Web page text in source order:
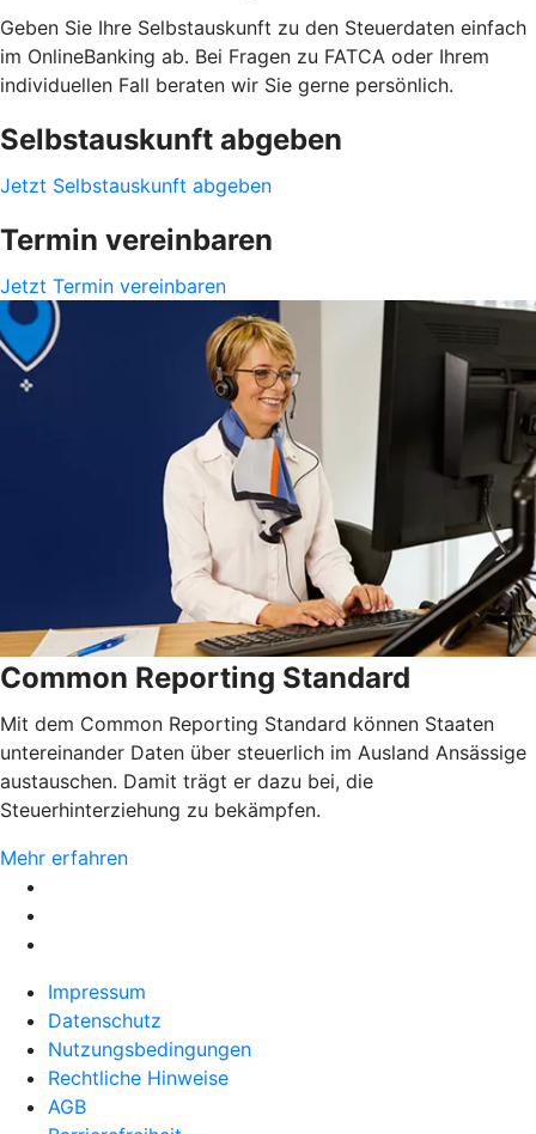
Geben Sie Ihre Selbstauskunft zu den Steuerdaten einfach
im OnlineBanking ab. Bei Fragen zu FATCA oder Ihrem
individuellen Fall beraten wir Sie gerne persönlich.
Selbstauskunft abgeben
Jetzt Selbstauskunft abgeben
Termin vereinbaren
Jetzt Termin vereinbaren
Common Reporting Standard
Mit dem Common Reporting Standard können Staaten
untereinander Daten über steuerlich im Ausland Ansässige
austauschen. Damit trägt er dazu bei, die
Steuerhinterziehung zu bekämpfen.
Mehr erfahren
Impressum
Datenschutz
Nutzungsbedingungen
Rechtliche Hinweise
AGB